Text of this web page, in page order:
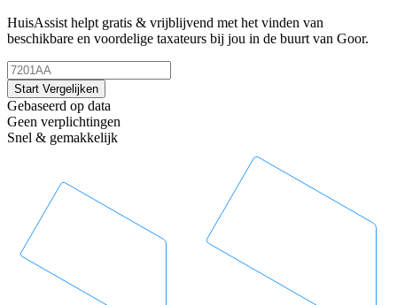
HuisAssist helpt gratis & vrijblijvend met het vinden van
beschikbare en voordelige taxateurs bij jou in de buurt van Goor.
Start Vergelijken
Gebaseerd op data
Geen verplichtingen
Snel & gemakkelijk